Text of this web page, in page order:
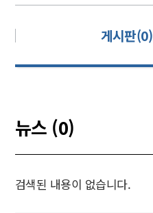
게시판(0)
뉴스 (0)
검색된 내용이 없습니다.